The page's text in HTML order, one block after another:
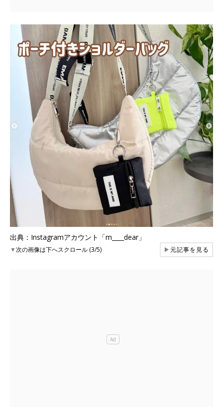
出典：Instagramアカウント「m____dear」
▼次の画像は下へスクロール (3/5) ▶元記事を見る